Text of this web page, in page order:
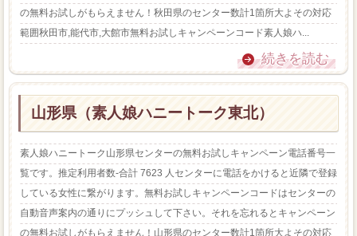
の無料お試しがもらえません！秋田県のセンター数計1箇所大よその対応
範囲秋田市,能代市,大館市無料お試しキャンペーンコード素人娘ハ...
続きを読む
山形県（素人娘ハニートーク東北）
素人娘ハニートーク山形県センターの無料お試しキャンペーン電話番号一
覧です。推定利用者数-合計 7623 人センターに電話をかけると近隣で登録
している女性に繋がります。無料お試しキャンペーンコードはセンターの
自動音声案内の通りにプッシュして下さい。それを忘れるとキャンペーン
の無料お試しがもらえません！山形県のセンター数計1箇所大よその対応